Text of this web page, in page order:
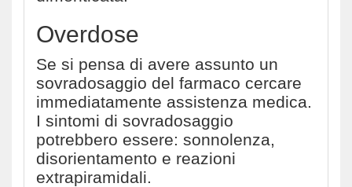
Overdose
Se si pensa di avere assunto un
sovradosaggio del farmaco cercare
immediatamente assistenza medica.
I sintomi di sovradosaggio
potrebbero essere: sonnolenza,
disorientamento e reazioni
extrapiramidali.